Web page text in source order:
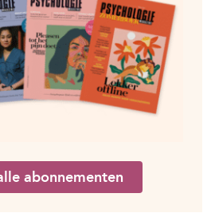
abonnementen